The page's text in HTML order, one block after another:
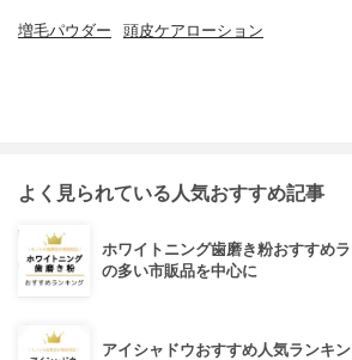
増毛パウダー 頭皮ケアローション
よく見られている人気おすすめ記事
ホワイトニング歯磨き粉おすすめ
の多い市販品を中心に
アイシャドウおすすめ人気ランキ